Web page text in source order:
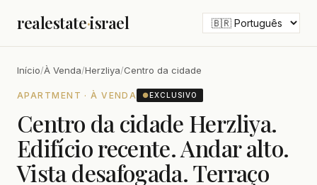
realestate·israel
Início/À Venda/Herzliya/Centro da cidade
APARTMENT · À VENDA ●EXCLUSIVO
Centro da cidade Herzliya.
Edifício recente. Andar alto.
Vista desafogada. Terraço